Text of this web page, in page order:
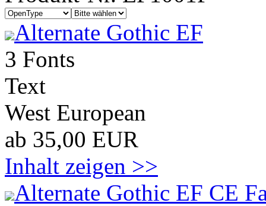
Alternate Gothic EF
3 Fonts
Text
West European
ab 35,00 EUR
Inhalt zeigen >>
Alternate Gothic EF CE